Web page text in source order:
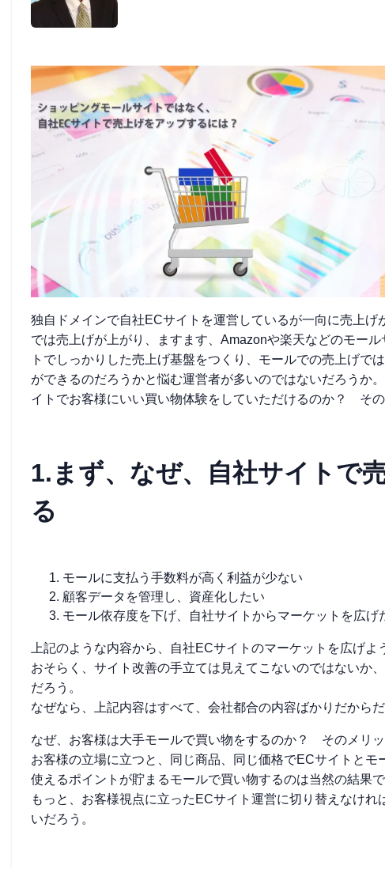
独自ドメインで自社ECサイトを運営しているが一向に売上
では売上げが上がり、ますます、Amazonや楽天などのモー
トでしっかりした売上げ基盤をつくり、モールでの売上げで
ができるのだろうかと悩む運営者が多いのではないだろうか
イトでお客様にいい買い物体験をしていただけるのか？ その
1.まず、なぜ、自社サイトで
る
モールに支払う手数料が高く利益が少ない
顧客データを管理し、資産化したい
モール依存度を下げ、自社サイトからマーケットを広げ
上記のような内容から、自社ECサイトのマーケットを広げよ
おそらく、サイト改善の手立ては見えてこないのではないか
だろう。
なぜなら、上記内容はすべて、会社都合の内容ばかりだからだ
なぜ、お客様は大手モールで買い物をするのか？ そのメリッ
お客様の立場に立つと、同じ商品、同じ価格でECサイトと
使えるポイントが貯まるモールで買い物するのは当然の結果で
もっと、お客様視点に立ったECサイト運営に切り替えなけ
いだろう。